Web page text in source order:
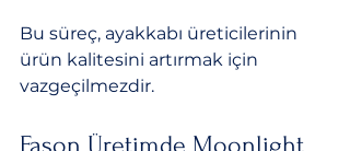
Bu süreç, ayakkabı üreticilerinin
ürün kalitesini artırmak için
vazgeçilmezdir.
Fason Üretimde Moonlight